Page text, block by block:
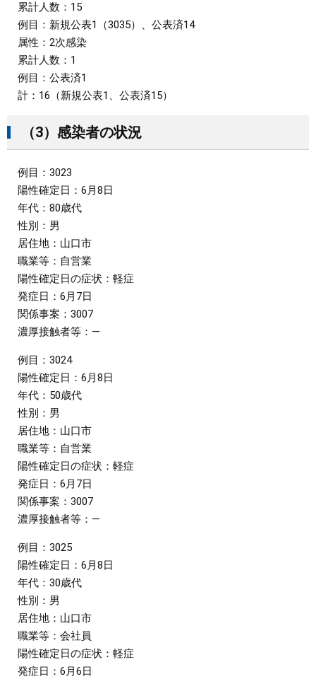
累計人数：15
例目：新規公表1（3035）、公表済14
属性：2次感染
累計人数：1
例目：公表済1
計：16（新規公表1、公表済15）
（3）感染者の状況
例目：3023
陽性確定日：6月8日
年代：80歳代
性別：男
居住地：山口市
職業等：自営業
陽性確定日の症状：軽症
発症日：6月7日
関係事案：3007
濃厚接触者等：―
例目：3024
陽性確定日：6月8日
年代：50歳代
性別：男
居住地：山口市
職業等：自営業
陽性確定日の症状：軽症
発症日：6月7日
関係事案：3007
濃厚接触者等：―
例目：3025
陽性確定日：6月8日
年代：30歳代
性別：男
居住地：山口市
職業等：会社員
陽性確定日の症状：軽症
発症日：6月6日